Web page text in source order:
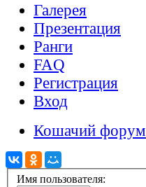
Галерея
Презентация
Ранги
FAQ
Регистрация
Вход
Кошачий форум
Имя пользователя: